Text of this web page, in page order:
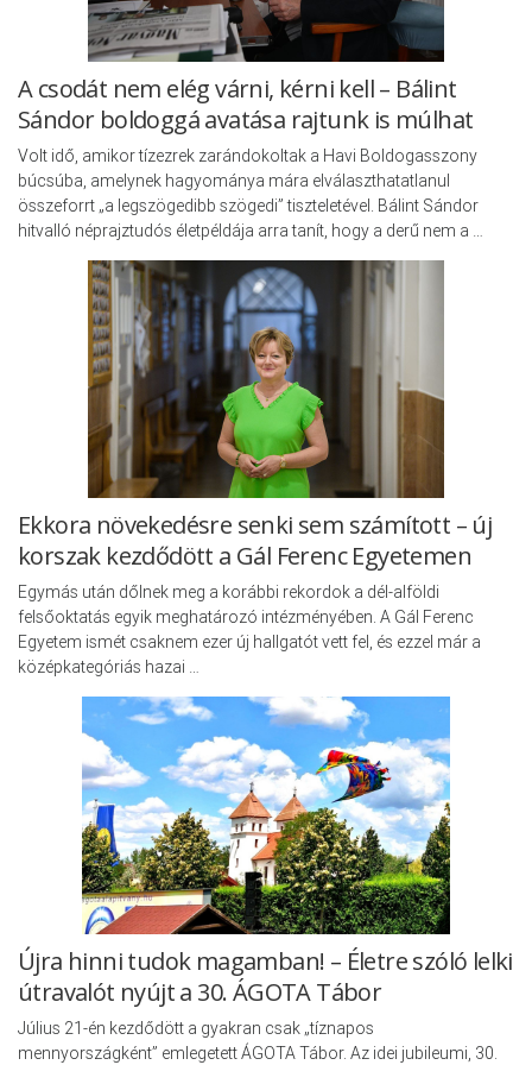
A csodát nem elég várni, kérni kell – Bálint
Sándor boldoggá avatása rajtunk is múlhat
Volt idő, amikor tízezrek zarándokoltak a Havi Boldogasszony
búcsúba, amelynek hagyománya mára elválaszthatatlanul
összeforrt „a legszögedibb szögedi” tiszteletével. Bálint Sándor
hitvalló néprajztudós életpéldája arra tanít, hogy a derű nem a …
Ekkora növekedésre senki sem számított – új
korszak kezdődött a Gál Ferenc Egyetemen
Egymás után dőlnek meg a korábbi rekordok a dél-alföldi
felsőoktatás egyik meghatározó intézményében. A Gál Ferenc
Egyetem ismét csaknem ezer új hallgatót vett fel, és ezzel már a
középkategóriás hazai …
Újra hinni tudok magamban! – Életre szóló lelki
útravalót nyújt a 30. ÁGOTA Tábor
Július 21-én kezdődött a gyakran csak „tíznapos
mennyországként” emlegetett ÁGOTA Tábor. Az idei jubileumi, 30.